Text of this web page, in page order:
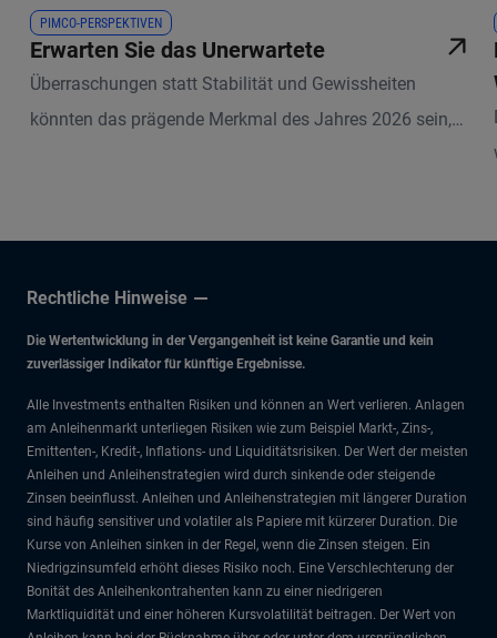
PIMCO-PERSPEKTIVEN
Erwarten Sie das Unerwartete
Überraschungen statt Stabilität und Gewissheiten
könnten das prägende Merkmal des Jahres 2026 sein,
Rechtliche Hinweise
Die Wertentwicklung in der Vergangenheit ist keine Garantie und kein
zuverlässiger Indikator für künftige Ergebnisse.
Alle Investments enthalten Risiken und können an Wert verlieren. Anlagen
am Anleihenmarkt unterliegen Risiken wie zum Beispiel Markt-, Zins-,
Emittenten-, Kredit-, Inflations- und Liquiditätsrisiken. Der Wert der meisten
Anleihen und Anleihenstrategien wird durch sinkende oder steigende
Zinsen beeinflusst. Anleihen und Anleihenstrategien mit längerer Duration
sind häufig sensitiver und volatiler als Papiere mit kürzerer Duration. Die
Kurse von Anleihen sinken in der Regel, wenn die Zinsen steigen. Ein
Niedrigzinsumfeld erhöht dieses Risiko noch. Eine Verschlechterung der
Bonität des Anleihenkontrahenten kann zu einer niedrigeren
Marktliquidität und einer höheren Kursvolatilität beitragen. Der Wert von